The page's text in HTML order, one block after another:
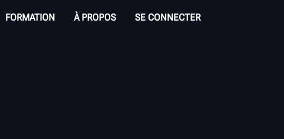
FORMATION À PROPOS SE CONNECTER